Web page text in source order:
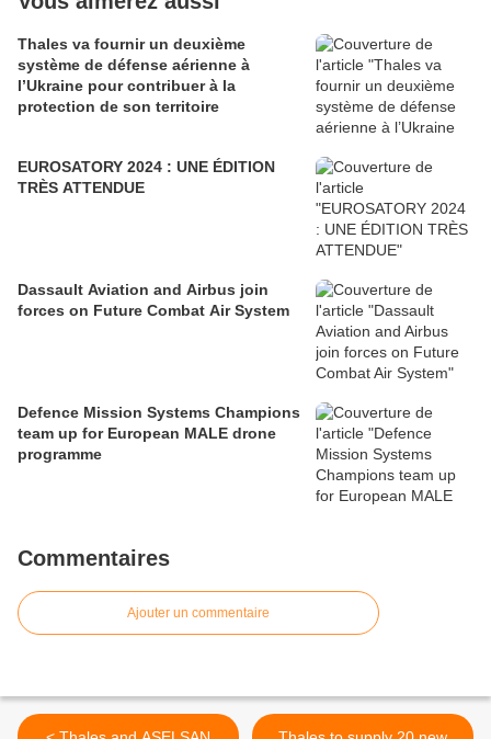
Thales va fournir un deuxième
système de défense aérienne à
l’Ukraine pour contribuer à la
protection de son territoire
EUROSATORY 2024 : UNE ÉDITION
TRÈS ATTENDUE
Dassault Aviation and Airbus join
forces on Future Combat Air System
Defence Mission Systems Champions
team up for European MALE drone
programme
Commentaires
Ajouter un commentaire